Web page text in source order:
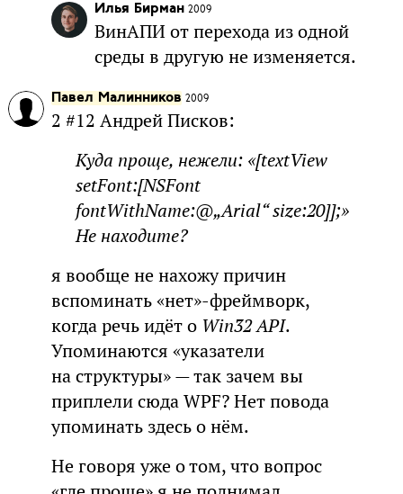
Илья Бирман 2009
ВинАПИ от перехода из одной
среды в другую не изменяется.
Павел Малинников 2009
2 #12 Андрей Писков:
Куда проще, нежели: «[textView
setFont:[NSFont
fontWithName:@„Arial“ size:20]];»
Не находите?
я вообще не нахожу причин
вспоминать «нет»-фреймворк,
когда речь идёт о Win32 API.
Упоминаются «указатели
на структуры» — так зачем вы
приплели сюда WPF? Нет повода
упоминать здесь о нём.
Не говоря уже о том, что вопрос